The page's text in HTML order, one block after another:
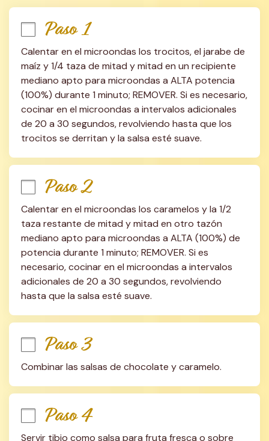
Paso 1
Calentar en el microondas los trocitos, el jarabe de
maíz y 1/4 taza de mitad y mitad en un recipiente
mediano apto para microondas a ALTA potencia
(100%) durante 1 minuto; REMOVER. Si es necesario,
cocinar en el microondas a intervalos adicionales
de 20 a 30 segundos, revolviendo hasta que los
trocitos se derritan y la salsa esté suave.
Paso 2
Calentar en el microondas los caramelos y la 1/2
taza restante de mitad y mitad en otro tazón
mediano apto para microondas a ALTA (100%) de
potencia durante 1 minuto; REMOVER. Si es
necesario, cocinar en el microondas a intervalos
adicionales de 20 a 30 segundos, revolviendo
hasta que la salsa esté suave.
Paso 3
Combinar las salsas de chocolate y caramelo.
Paso 4
Servir tibio como salsa para fruta fresca o sobre